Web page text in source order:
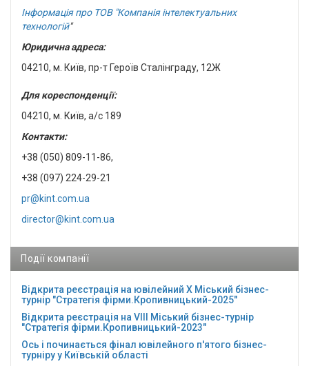
Інформація про ТОВ "Компанія інтелектуальних
технологій"
Юридична адреса:
04210, м. Київ, пр-т Героїв Сталінграду, 12Ж
Для кореспонденції:
04210, м. Київ, а/с 189
Контакти:
+38 (050) 809-11-86,
+38 (097) 224-29-21
pr@kint.com.ua
director@kint.com.ua
Події компанії
Відкрита реєстрація на ювілейний Х Міський бізнес-
турнір "Стратегія фірми.Кропивницький-2025"
Відкрита реєстрація на VІІІ Міський бізнес-турнір
"Стратегія фірми.Кропивницький-2023"
Ось і починається фінал ювілейного п'ятого бізнес-
турніру у Київській області